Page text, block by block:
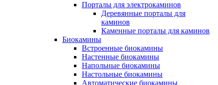
Порталы для электрокаминов
Деревянные порталы для
каминов
Каменные порталы для каминов
Биокамины
Встроенные биокамины
Настенные биокамины
Напольные биокамины
Настольные биокамины
Автоматические биокамины